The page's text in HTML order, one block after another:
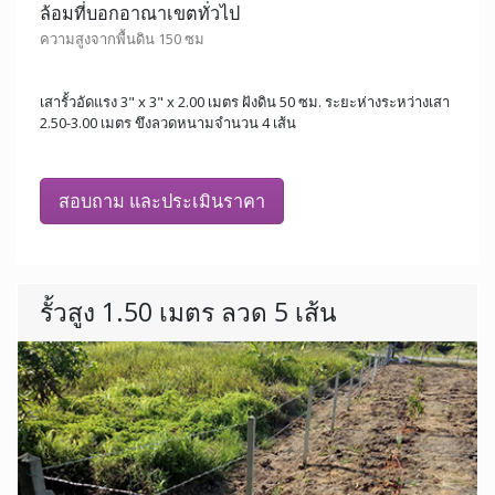
ล้อมที่บอกอาณาเขตทั่วไป
ความสูงจากพื้นดิน 150 ซม
เสารั้วอัดแรง 3" x 3" x 2.00 เมตร ฝังดิน 50 ซม. ระยะห่างระหว่างเสา
2.50-3.00 เมตร ขึงลวดหนามจำนวน 4 เส้น
สอบถาม และประเมินราคา
รั้วสูง 1.50 เมตร ลวด 5 เส้น